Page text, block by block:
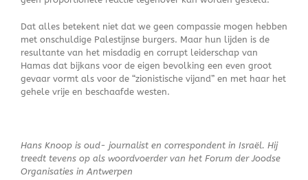
Dat alles betekent niet dat we geen compassie mogen hebben
met onschuldige Palestijnse burgers. Maar hun lijden is de
resultante van het misdadig en corrupt leiderschap van
Hamas dat bijkans voor de eigen bevolking een even groot
gevaar vormt als voor de “zionistische vijand” en met haar het
gehele vrije en beschaafde westen.
Hans Knoop is oud- journalist en correspondent in Israël. Hij
treedt tevens op als woordvoerder van het Forum der Joodse
Organisaties in Antwerpen